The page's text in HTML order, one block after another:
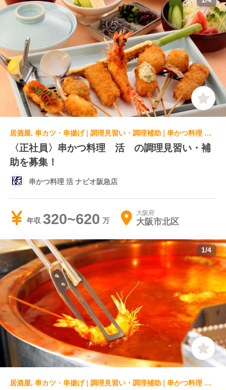
居酒屋, 串カツ・串揚げ | 調理見習い・調理補助 | 串かつ料理 活 ナビオ阪急店
〈正社員〉串かつ料理 活 の調理見習い・補
助を募集！
串かつ料理 活 ナビオ阪急店
年収 320~620 大阪府
大阪市北区
1/4
居酒屋, 串カツ・串揚げ | 調理見習い・調理補助 | 串かつ料理 活 阪急三番街店